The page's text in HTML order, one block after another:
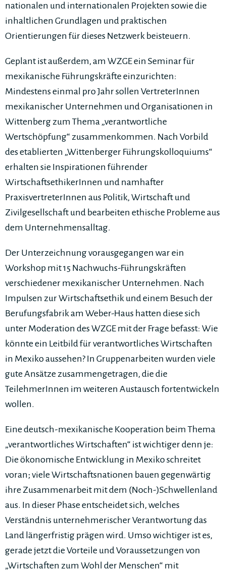
nationalen und internationalen Projekten sowie die
inhaltlichen Grundlagen und praktischen
Orientierungen für dieses Netzwerk beisteuern.
Geplant ist außerdem, am WZGE ein Seminar für
mexikanische Führungskräfte einzurichten:
Mindestens einmal pro Jahr sollen VertreterInnen
mexikanischer Unternehmen und Organisationen in
Wittenberg zum Thema „verantwortliche
Wertschöpfung“ zusammenkommen. Nach Vorbild
des etablierten „Wittenberger Führungskolloquiums“
erhalten sie Inspirationen führender
WirtschaftsethikerInnen und namhafter
PraxisvertreterInnen aus Politik, Wirtschaft und
Zivilgesellschaft und bearbeiten ethische Probleme aus
dem Unternehmensalltag.
Der Unterzeichnung vorausgegangen war ein
Workshop mit 15 Nachwuchs-Führungskräften
verschiedener mexikanischer Unternehmen. Nach
Impulsen zur Wirtschaftsethik und einem Besuch der
Berufungsfabrik am Weber-Haus hatten diese sich
unter Moderation des WZGE mit der Frage befasst: Wie
könnte ein Leitbild für verantwortliches Wirtschaften
in Mexiko aussehen? In Gruppenarbeiten wurden viele
gute Ansätze zusammengetragen, die die
TeilehmerInnen im weiteren Austausch fortentwickeln
wollen.
Eine deutsch-mexikanische Kooperation beim Thema
„verantwortliches Wirtschaften“ ist wichtiger denn je:
Die ökonomische Entwicklung in Mexiko schreitet
voran; viele Wirtschaftsnationen bauen gegenwärtig
ihre Zusammenarbeit mit dem (Noch-)Schwellenland
aus. In dieser Phase entscheidet sich, welches
Verständnis unternehmerischer Verantwortung das
Land längerfristig prägen wird. Umso wichtiger ist es,
gerade jetzt die Vorteile und Voraussetzungen von
„Wirtschaften zum Wohl der Menschen“ mit